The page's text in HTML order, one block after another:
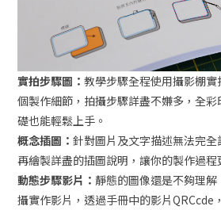
實拍步驟圖： 教學步驟全程使用攝影棚
個製作細節，拍攝步驟詳盡不嫌多，全
礎也能輕鬆上手。
概念插圖： 針對圖片及文字描述無法完
再繪製詳盡的插圖說明，讓你的製作過程
動態步驟影片： 靜態的圖像還是不夠理
攝實作影片，透過手冊中的影片QRCcde